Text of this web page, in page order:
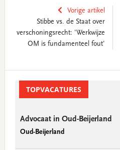
Vorige artikel
Stibbe vs. de Staat over
verschoningsrecht: 'Werkwijze
OM is fundamenteel fout'
SidebarTOPVACATURES
Advocaat in Oud-Beijerland
Oud-Beijerland